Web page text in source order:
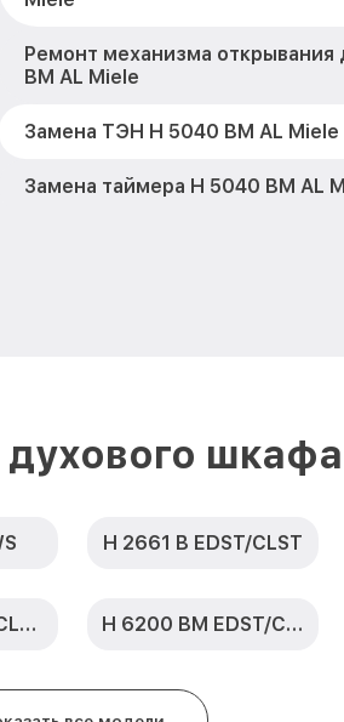
Ремонт механизма открывания
BM AL Miele
Замена ТЭН H 5040 BM AL Miele
Замена таймера H 5040 BM AL
H 2661 B EDST/CLST
H 6200 B EDST/CLST H 6200 BM EDST/CLST